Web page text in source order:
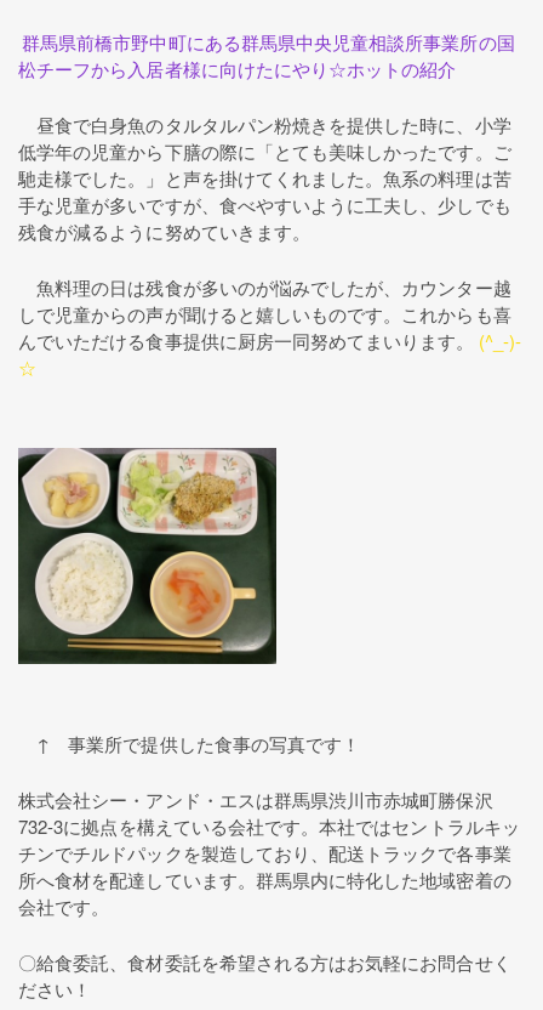
群馬県前橋市野中町にある群馬県中央児童相談所事業所の国
松チーフから入居者様に向けたにやり☆ホットの紹介
昼食で白身魚のタルタルパン粉焼きを提供した時に、小学
低学年の児童から下膳の際に「とても美味しかったです。ご
馳走様でした。」と声を掛けてくれました。魚系の料理は苦
手な児童が多いですが、食べやすいように工夫し、少しでも
残食が減るように努めていきます。
魚料理の日は残食が多いのが悩みでしたが、カウンター越
しで児童からの声が聞けると嬉しいものです。これからも喜
んでいただける食事提供に厨房一同努めてまいります。
(^_-)-
☆
↑ 事業所で提供した食事の写真です！
株式会社シー・アンド・エスは群馬県渋川市赤城町勝保沢
732-3に拠点を構えている会社です。本社ではセントラルキッ
チンでチルドパックを製造しており、配送トラックで各事業
所へ食材を配達しています。群馬県内に特化した地域密着の
会社です。
〇給食委託、食材委託を希望される方はお気軽にお問合せく
ださい！